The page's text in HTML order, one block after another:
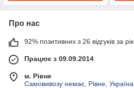
Про нас
92% позитивних з 26 відгуків за рік
Працює з 09.09.2014
м. Рівне
Самовивозу немає, Рівне, Україна